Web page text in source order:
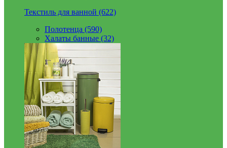
Текстиль для ванной (622)
Полотенца (590)
Халаты банные (32)